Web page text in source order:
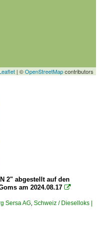
| ©OpenStreetMapcontributors
2" abgestellt auf den
am 2024.08.17 
Sersa AG, Schweiz / Dieselloks |